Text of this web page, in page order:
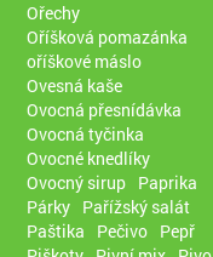
Ořechy
Oříšková pomazánka
oříškové máslo
Ovesná kaše
Ovocná přesnídávka
Ovocná tyčinka
Ovocné knedlíky
Ovocný sirup Paprika
Párky Pařížský salát
Paštika
Pečivo Pepř